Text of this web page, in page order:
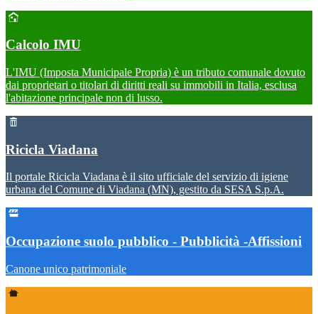
Calcolo IMU
L'IMU (Imposta Municipale Propria) è un tributo comunale dovuto
dai proprietari o titolari di diritti reali su immobili in Italia, esclusa
l'abitazione principale non di lusso.
Ricicla Viadana
Il portale Ricicla Viadana è il sito ufficiale del servizio di igiene
urbana del Comune di Viadana (MN), gestito da SESA S.p.A.
Occupazione suolo pubblico - Pubblicità -Affissioni
Canone unico patrimoniale